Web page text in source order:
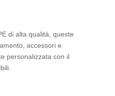
di alta qualità, queste
accessori e
personalizzata con il